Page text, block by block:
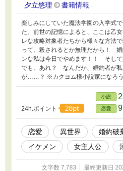
夕立悠理 書籍情報
楽しみにしていた魔法学園の入学式
た。前世の記憶によると、ここは乙
レな攻略対象者たちから様々な方法
って、殺されるとか無理だから！
ンな私は今日でやめます！！ そし
でも、あれ？ なんだか、婚約者が
が……？ ※カクヨム様小説家になろ
24h.ポイント 28pt
小説
恋愛
恋愛 異世界 婚約破
イケメン
女主人公
文字数 7,783 最終更新日